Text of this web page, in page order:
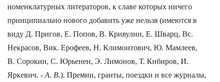
номенклатурных литераторов, к славе которых ничего
принципиально нового добавить уже нельзя (имеются в
виду Д. Пригов, Е. Попов, В. Кривулин, Е. Шварц, Вс.
Некрасов, Вик. Ерофеев, Н. Климонтович, Ю. Мамлеев,
В. Сорокин, С. Юрьенен, Э. Лимонов, Т. Кибиров, И.
Яркевич. - А. В.). Премии, гранты, поездки и все журналы,